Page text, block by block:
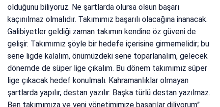
olduğunu biliyoruz. Ne şartlarda olursa olsun başarı
kaçınılmaz olmalıdır. Takımımız başarılı olacağına inanacak.
Galibiyetler geldiği zaman takımın kendine öz güveni de
gelişir. Takımımız şöyle bir hedefe içerisine girmemelidir; bu
sene ligde kalalım, önümüzdeki sene toparlanalım, gelecek
dönemde de süper lige çıkalım. Bu dönem takımımız süper
lige çıkacak hedef konulmalı. Kahramanlıklar olmayan
şartlarda yapılır, destan yazılır. Başka türlü destan yazılmaz.
Ben takımımıza ve yeni yönetimimize başarılar diliyorum”